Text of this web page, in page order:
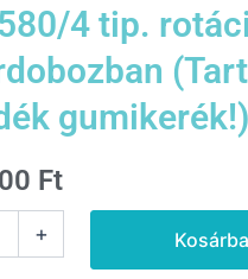
4 tip.
gumikerék!)
Ft
+